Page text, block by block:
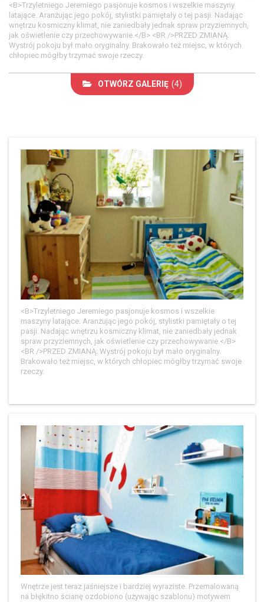
<B>Trzyletniego Jeremiego pasjonuje kosmos i wszelkie maszyny
latające. Aranżując jego pokój, stylistki pamiętały o tej pasji. Nadając
wnętrzu kosmiczny klimat, nie zaniedbały jednak spraw przyziemnych,
jak oświetlenie czy przechowywanie.</B> <BR />PRZED ZMIANĄ:
Wystrój pokoju był mało oryginalny. Brakowało też miejsc, w których
chłopiec mógłby trzymać swoje rzeczy.
OTWÓRZ GALERIĘ (4)
<B>Trzyletniego Jeremiego pasjonuje kosmos i wszelkie
maszyny latające. Aranżując jego pokój, stylistki pamiętały o tej
pasji. Nadając wnętrzu kosmiczny klimat, nie zaniedbały jednak
spraw przyziemnych, jak oświetlenie czy przechowywanie.</B>
<BR />PRZED ZMIANĄ: Wystrój pokoju był mało oryginalny.
Brakowało też miejsc, w których chłopiec mógłby trzymać swoje
rzeczy.
Wnętrze jest teraz jaśniejsze i bardziej wyraziste. Przemalowaną
na błękitno ścianę ozdobiono (używając szablonu) motywem